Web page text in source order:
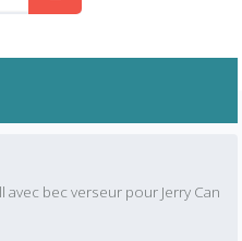
bec verseur pour Jerry Can